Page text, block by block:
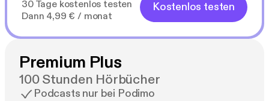
30 Tage kostenlos testen
Dann 4,99 € / monat
Kostenlos testen
Premium Plus
100 Stunden Hörbücher
Podcasts nur bei Podimo